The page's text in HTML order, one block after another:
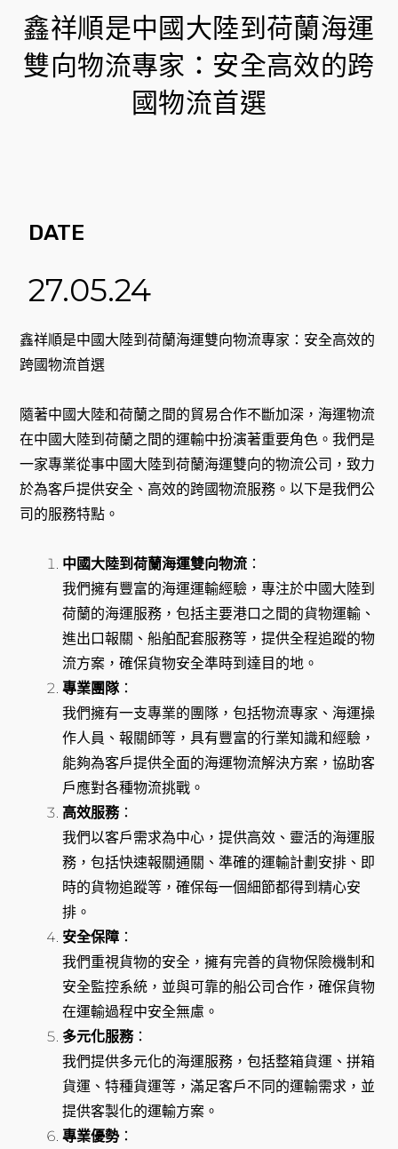
鑫祥順是中國大陸到荷蘭海運
雙向物流專家：安全高效的跨
國物流首選
DATE
27.05.24
鑫祥順是中國大陸到荷蘭海運雙向物流專家：安全高效的
跨國物流首選
隨著中國大陸和荷蘭之間的貿易合作不斷加深，海運物流
在中國大陸到荷蘭之間的運輸中扮演著重要角色。我們是
一家專業從事中國大陸到荷蘭海運雙向的物流公司，致力
於為客戶提供安全、高效的跨國物流服務。以下是我們公
司的服務特點。
中國大陸到荷蘭海運雙向物流 ：
我們擁有豐富的海運運輸經驗，專注於中國大陸到
荷蘭的海運服務，包括主要港口之間的貨物運輸、
進出口報關、船舶配套服務等，提供全程追蹤的物
流方案，確保貨物安全準時到達目的地。
專業團隊：
我們擁有一支專業的團隊，包括物流專家、海運操
作人員、報關師等，具有豐富的行業知識和經驗，
能夠為客戶提供全面的海運物流解決方案，協助客
戶應對各種物流挑戰。
高效服務：
我們以客戶需求為中心，提供高效、靈活的海運服
務，包括快速報關通關、準確的運輸計劃安排、即
時的貨物追蹤等，確保每一個細節都得到精心安
排。
安全保障 ：
我們重視貨物的安全，擁有完善的貨物保險機制和
安全監控系統，並與可靠的船公司合作，確保貨物
在運輸過程中安全無慮。
多元化服務：
我們提供多元化的海運服務，包括整箱貨運、拼箱
貨運、特種貨運等，滿足客戶不同的運輸需求，並
提供客製化的運輸方案。
專業優勢：